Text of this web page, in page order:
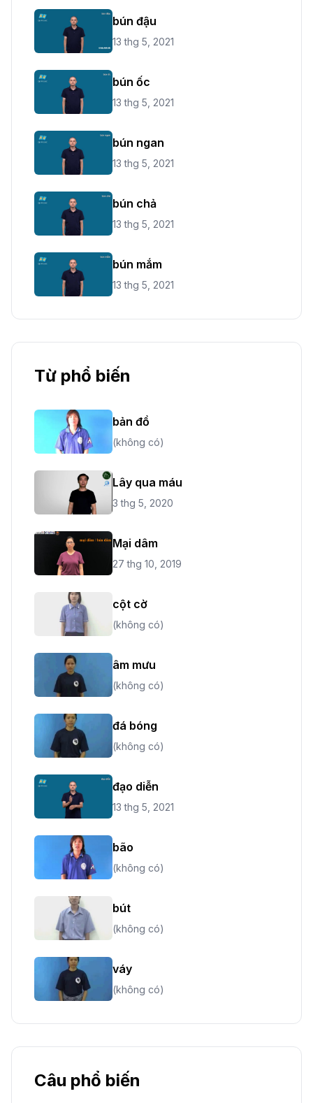
bún đậu
13 thg 5, 2021
bún ốc
13 thg 5, 2021
bún ngan
13 thg 5, 2021
bún chả
13 thg 5, 2021
bún mắm
13 thg 5, 2021
Từ phổ biến
bản đồ
(không có)
Lây qua máu
3 thg 5, 2020
Mại dâm
27 thg 10, 2019
cột cờ
(không có)
âm mưu
(không có)
đá bóng
(không có)
đạo diễn
13 thg 5, 2021
bão
(không có)
bút
(không có)
váy
(không có)
Câu phổ biến